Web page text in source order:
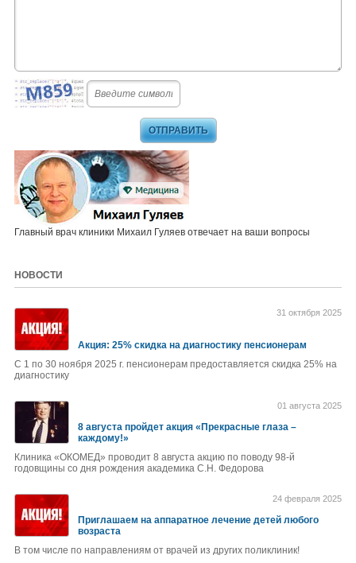
Главный врач клиники Михаил Гуляев отвечает на ваши вопросы
НОВОСТИ
Акция: 25% скидка на диагностику пенсионерам
31 октября 2025
С 1 по 30 ноября 2025 г. пенсионерам предоставляется скидка 25% на
диагностику
8 августа пройдет акция «Прекрасные глаза –
каждому!»
01 августа 2025
Клиника «ОКОМЕД» проводит 8 августа акцию по поводу 98-й
годовщины со дня рождения академика С.Н. Федорова
Приглашаем на аппаратное лечение детей любого
возраста
24 февраля 2025
В том числе по направлениям от врачей из других поликлиник!